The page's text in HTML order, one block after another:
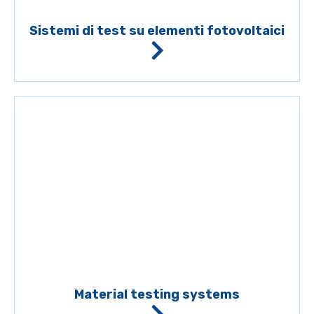
Sistemi di test su elementi fotovoltaici
Material testing systems